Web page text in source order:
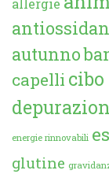
allergie
autunno
capelli
energie rinnovabili
glutine